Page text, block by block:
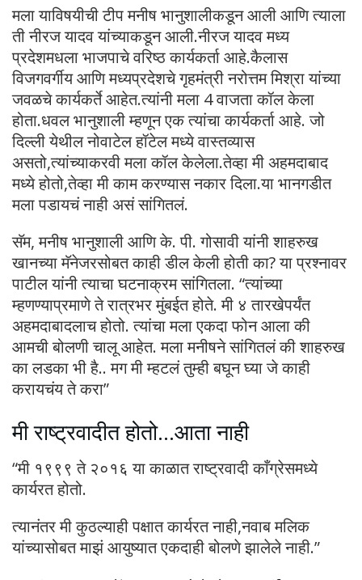
मला याविषयीची टीप मनीष भानुशालीकडून आली आणि त्याला
ती नीरज यादव यांच्याकडून आली.नीरज यादव मध्य
प्रदेशमधला भाजपाचे वरिष्ठ कार्यकर्ता आहे.कैलास
विजगवर्गीय आणि मध्यप्रदेशचे गृहमंत्री नरोत्तम मिश्रा यांच्या
जवळचे कार्यकर्ते आहेत.त्यांनी मला 4 वाजता कॉल केला
होता.धवल भानुशाली म्हणून एक त्यांचा कार्यकर्ता आहे. जो
दिल्ली येथील नोवाटेल हॉटेल मध्ये वास्तव्यास
असतो,त्यांच्याकरवी मला कॉल केलेला.तेव्हा मी अहमदाबाद
मध्ये होतो,तेव्हा मी काम करण्यास नकार दिला.या भानगडीत
मला पडायचं नाही असं सांगितलं.
सॅम, मनीष भानुशाली आणि के. पी. गोसावी यांनी शाहरुख
खानच्या मॅनेजरसोबत काही डील केली होती का? या प्रश्नावर
पाटील यांनी त्याचा घटनाक्रम सांगितला. “त्यांच्या
म्हणण्याप्रमाणे ते रात्रभर मुंबईत होते. मी ४ तारखेपर्यंत
अहमदाबादलाच होतो. त्यांचा मला एकदा फोन आला की
आमची बोलणी चालू आहेत. मला मनीषने सांगितलं की शाहरुख
का लडका भी है.. मग मी म्हटलं तुम्ही बघून घ्या जे काही
करायचंय ते करा”
मी राष्ट्रवादीत होतो…आता नाही
“मी १९९९ ते २०१६ या काळात राष्ट्रवादी काँग्रेसमध्ये
कार्यरत होतो.
त्यानंतर मी कुठल्याही पक्षात कार्यरत नाही,नवाब मलिक
यांच्यासोबत माझं आयुष्यात एकदाही बोलणे झालेले नाही.”